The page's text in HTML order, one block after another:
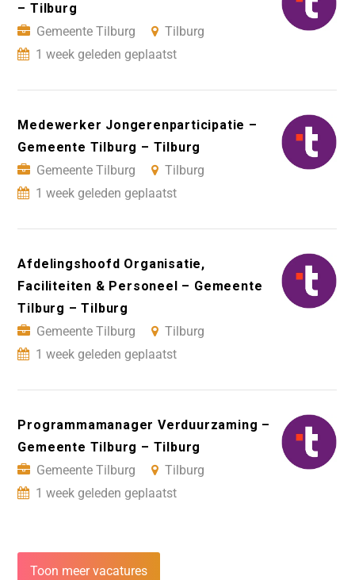
– Tilburg
Gemeente Tilburg
Tilburg
1 week geleden geplaatst
Medewerker Jongerenparticipatie –
Gemeente Tilburg – Tilburg
Gemeente Tilburg
Tilburg
1 week geleden geplaatst
Afdelingshoofd Organisatie,
Faciliteiten & Personeel – Gemeente
Tilburg – Tilburg
Gemeente Tilburg
Tilburg
1 week geleden geplaatst
Programmamanager Verduurzaming –
Gemeente Tilburg – Tilburg
Gemeente Tilburg
Tilburg
1 week geleden geplaatst
Toon meer vacatures